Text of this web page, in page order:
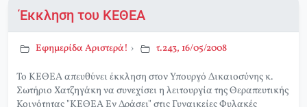
Έκκληση του ΚΕΘΕΑ
Εφημερίδα Αριστερά! › τ.243, 16/05/2008
Το ΚΕΘΕΑ απευθύνει έκκληση στον Υπουργό Δικαιοσύνης κ.
Σωτήριο Χατζηγάκη να συνεχίσει η λειτουργία της Θεραπευτικής
Κοινότητας "ΚΕΘΕΑ Εν Δράσει" στις Γυναικείες Φυλακές